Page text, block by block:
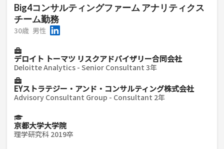
Big4コンサルティングファーム アナリティクス
チーム勤務
30歳 男性
デロイト トーマツ リスクアドバイザリー合同会社
Deloitte Analytics - Senior Consultant 3年
EYストラテジー・アンド・コンサルティング株式会社
Advisory Consultant Group - Consultant 2年
京都大学大学院
理学研究科 2019卒